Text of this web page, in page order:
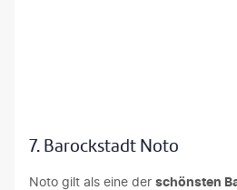
7. Barockstadt Noto
Noto gilt als eine der schönsten